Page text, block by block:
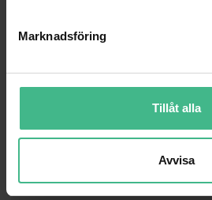
Marknadsföring
Tillåt alla
Avvisa